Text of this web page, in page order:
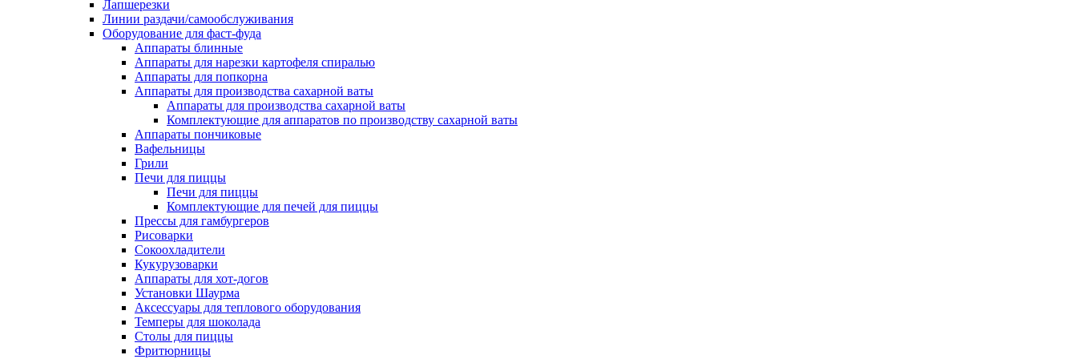
Лапшерезки
Линии раздачи/самообслуживания
Оборудование для фаст-фуда
Аппараты блинные
Аппараты для нарезки картофеля спиралью
Аппараты для попкорна
Аппараты для производства сахарной ваты
Аппараты для производства сахарной ваты
Комплектующие для аппаратов по производству сахарной ваты
Аппараты пончиковые
Вафельницы
Грили
Печи для пиццы
Печи для пиццы
Комплектующие для печей для пиццы
Прессы для гамбургеров
Рисоварки
Сокоохладители
Кукурузоварки
Аппараты для хот-догов
Установки Шаурма
Аксессуары для теплового оборудования
Темперы для шоколада
Столы для пиццы
Фритюрницы